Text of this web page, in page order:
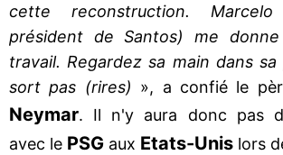
cette reconstruction.
président de Santos) me
travail. Regardez sa main dans
sort pas (rires) », a confié le
Neymar. Il n'y aura donc pas
avec le PSG aux Etats-Unis lors